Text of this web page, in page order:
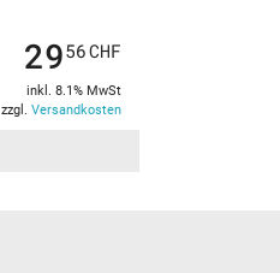
2956CHF
inkl. 8.1% MwSt
zzgl. Versandkosten